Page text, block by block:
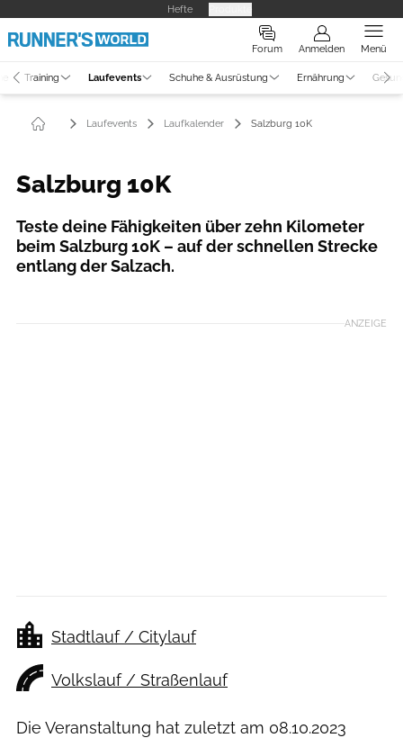
Hefte
Forum Anmelden Menü
Training Laufevents Schuhe & Ausrüstung Ernährung
Laufevents Laufkalender Salzburg 10K
Salzburg 10K
Teste deine Fähigkeiten über zehn Kilometer
beim Salzburg 10K – auf der schnellen Strecke
entlang der Salzach.
ANZEIGE
Stadtlauf / Citylauf
Volkslauf / Straßenlauf
Die Veranstaltung hat zuletzt am 08.10.2023